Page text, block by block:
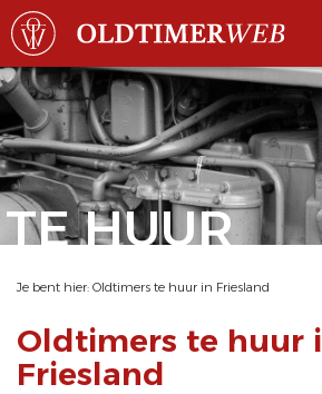
TE HUUR
Je bent hier: Oldtimers te huur in Friesland
Oldtimers te huur
Friesland